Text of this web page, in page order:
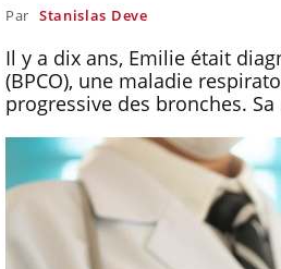
Par Stanislas Deve
Il y a dix ans, Emilie était
(BPCO), une maladie
progressive des bronches.